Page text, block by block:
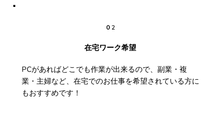
０2
在宅ワーク希望
PCがあればどこでも作業が出来るので、副業・複
業・主婦など、在宅でのお仕事を希望されている方に
もおすすめです！